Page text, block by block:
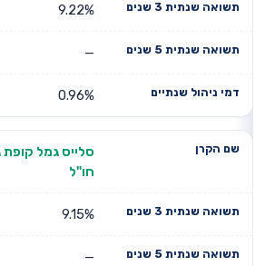
9.22%
—
0.96%
סלייס גמל קופת
חו"ל
9.15%
—